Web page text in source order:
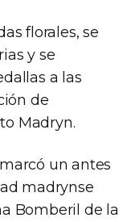
florales, se
y se
a las
de
Madryn.
un antes
madrynse
Bomberil de la